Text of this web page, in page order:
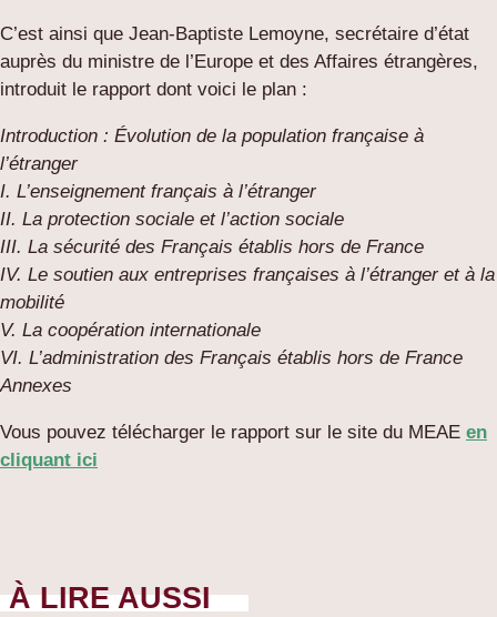
C’est ainsi que Jean-Baptiste Lemoyne, secrétaire d’état
auprès du ministre de l’Europe et des Affaires étrangères,
introduit le rapport dont voici le plan :
Introduction : Évolution de la population française à
l’étranger
I. L’enseignement français à l’étranger
II. La protection sociale et l’action sociale
III. La sécurité des Français établis hors de France
IV. Le soutien aux entreprises françaises à l’étranger et à la
mobilité
V. La coopération internationale
VI. L’administration des Français établis hors de France
Annexes
Vous pouvez télécharger le rapport sur le site du MEAE en
cliquant ici
À LIRE AUSSI